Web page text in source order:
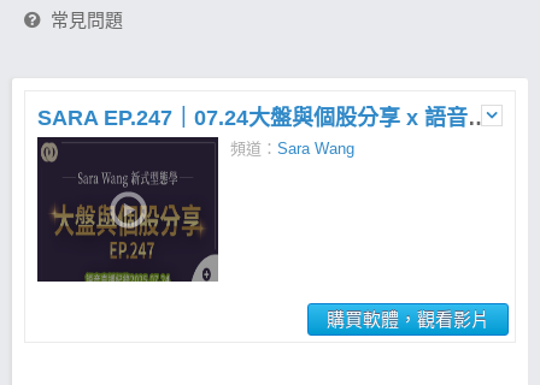
常見問題
SARA EP.247｜07.24大盤與個股分享 x 語音直播
頻道： Sara Wang
購買軟體，觀看影片